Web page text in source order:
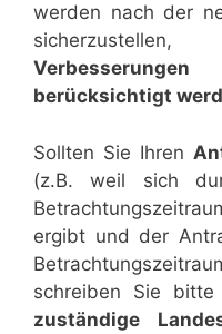
werden nach der
berücksichtigt
Sollten Sie Ihren
(z.B. weil sich
ergibt und der
schreiben Sie
zuständige